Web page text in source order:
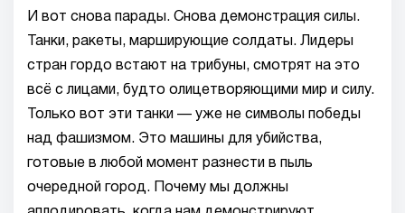
И вот снова парады. Снова демонстрация силы.
Танки, ракеты, марширующие солдаты. Лидеры
стран гордо встают на трибуны, смотрят на это
всё с лицами, будто олицетворяющими мир и силу.
Только вот эти танки — уже не символы победы
над фашизмом. Это машины для убийства,
готовые в любой момент разнести в пыль
очередной город. Почему мы должны